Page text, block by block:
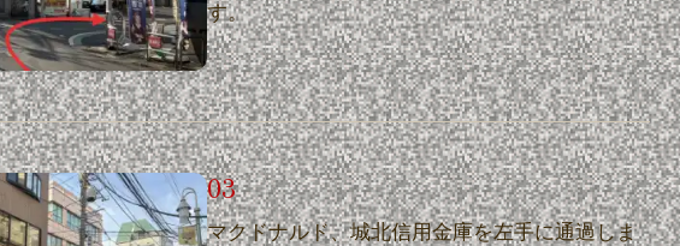
す。
マクドナルド、城北信用金庫を左手に通過しま